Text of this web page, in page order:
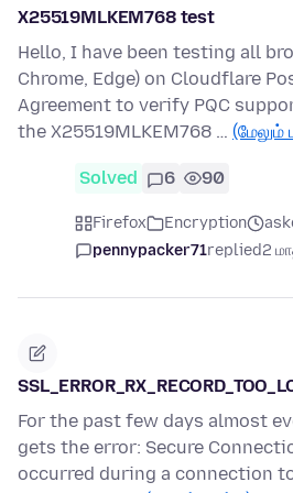
X25519MLKEM768 test
Hello, I have been testing all
Chrome, Edge) on Cloudflare
Agreement to verify PQC
the X25519MLKEM768 … (மேலும்
Solved 6 90
Firefox Encryption
pennypacker71replied2
For the past few days almost
gets the error: Secure
occurred during a connection